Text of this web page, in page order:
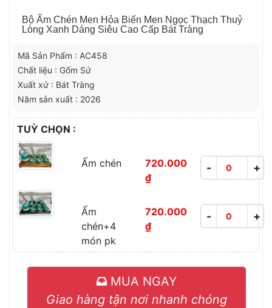
Bộ Ấm Chén Men Hỏa Biến Men Ngọc Thạch Thuỷ
Lòng Xanh Dáng Siêu Cao Cấp Bát Tràng
Mã Sản Phẩm : AC458
Chất liệu : Gốm Sứ
Xuất xứ : Bát Tràng
Năm sản xuất : 2026
TUỲ CHỌN :
Ấm chén
720.000
₫
- +
Ấm
chén+4
món pk
720.000
₫
- +
MUA NGAY
Giao hàng tận nơi nhanh chóng